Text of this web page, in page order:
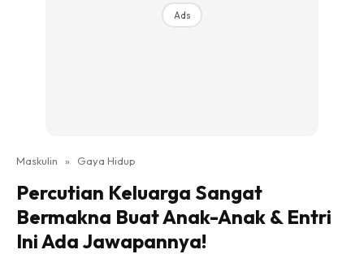
Ads
Maskulin » Gaya Hidup
Percutian Keluarga Sangat
Bermakna Buat Anak-Anak & Entri
Ini Ada Jawapannya!